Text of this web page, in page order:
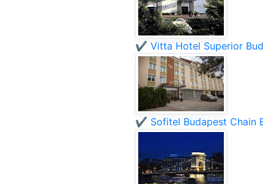
✔️ Vitta Hotel Superior
✔️ Sofitel Budapest Chain